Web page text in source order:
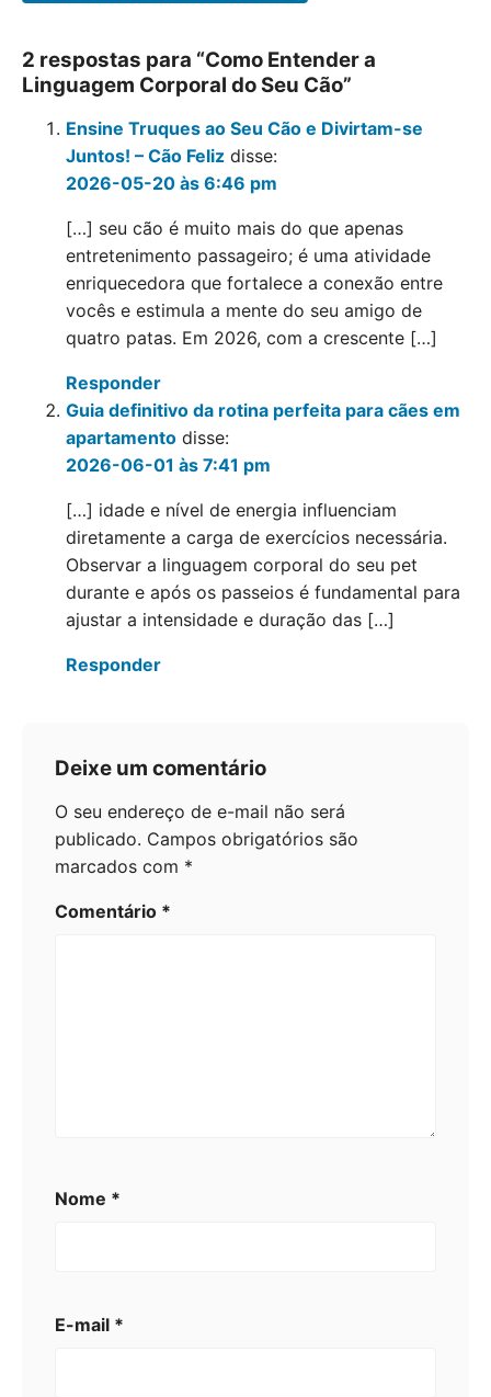
2 respostas para “Como Entender a
Linguagem Corporal do Seu Cão”
Ensine Truques ao Seu Cão e Divirtam-se
Juntos! – Cão Feliz disse:
2026-05-20 às 6:46 pm
[…] seu cão é muito mais do que apenas
entretenimento passageiro; é uma atividade
enriquecedora que fortalece a conexão entre
vocês e estimula a mente do seu amigo de
quatro patas. Em 2026, com a crescente […]
Responder
Guia definitivo da rotina perfeita para cães em
apartamento disse:
2026-06-01 às 7:41 pm
[…] idade e nível de energia influenciam
diretamente a carga de exercícios necessária.
Observar a linguagem corporal do seu pet
durante e após os passeios é fundamental para
ajustar a intensidade e duração das […]
Responder
Deixe um comentário
O seu endereço de e-mail não será
publicado. Campos obrigatórios são
marcados com *
Comentário *
Nome *
E-mail *